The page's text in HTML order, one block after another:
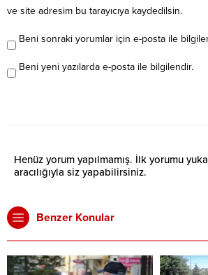
ve site adresim bu tarayıcıya kaydedilsin.
Beni sonraki yorumlar için e-posta ile
Beni yeni yazılarda e-posta ile bilgilendir.
Henüz yorum yapılmamış. İlk yorumu
aracılığıyla siz yapabilirsiniz.
Benzer Konular